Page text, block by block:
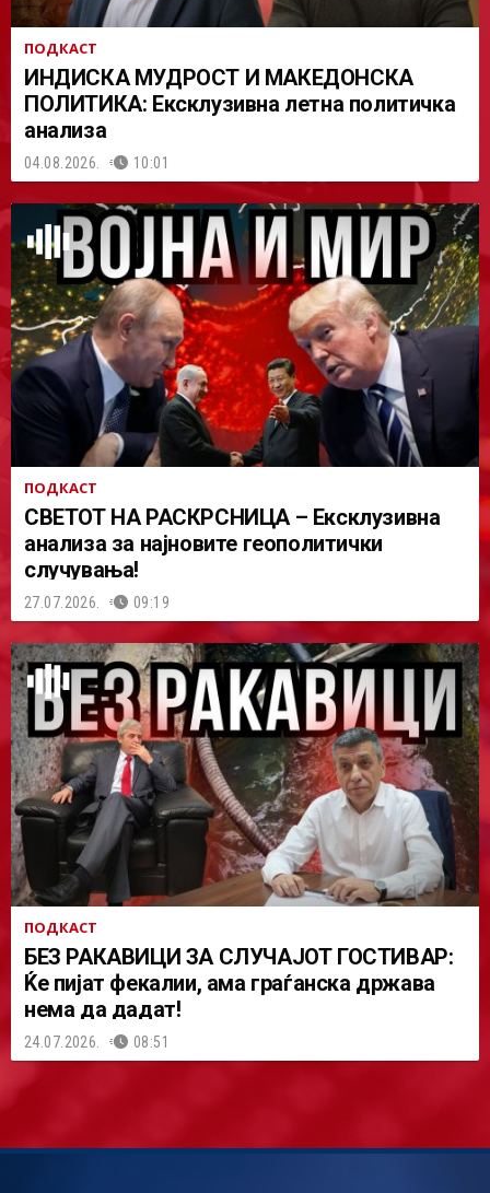
ПОДКАСТ
ИНДИСКА МУДРОСТ И МАКЕДОНСКА
ПОЛИТИКА: Ексклузивна летна политичка
анализа
04.08.2026. 10:01
ПОДКАСТ
СВЕТОТ НА РАСКРСНИЦА – Ексклузивна
анализа за најновите геополитички
случувања!
27.07.2026. 09:19
ПОДКАСТ
БЕЗ РАКАВИЦИ ЗА СЛУЧАЈОТ ГОСТИВАР:
Ќе пијат фекалии, ама граѓанска држава
нема да дадат!
24.07.2026. 08:51